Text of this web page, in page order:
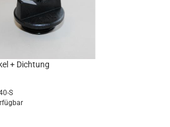
+ Dichtung
S